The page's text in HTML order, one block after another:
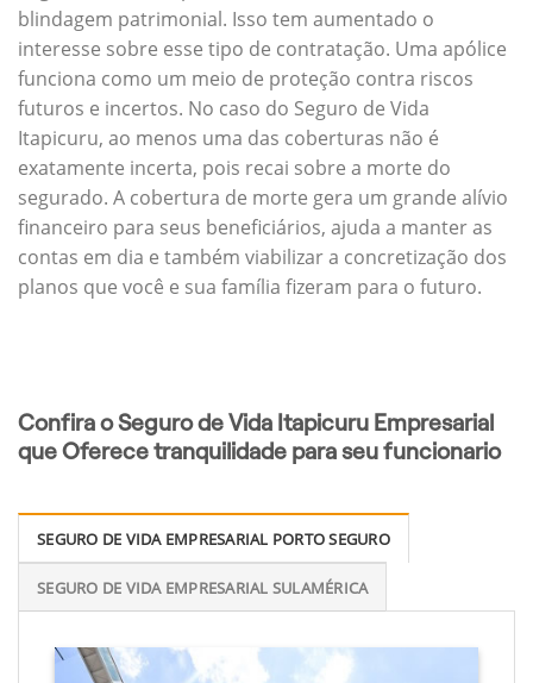
blindagem patrimonial. Isso tem aumentado o
interesse sobre esse tipo de contratação. Uma apólice
funciona como um meio de proteção contra riscos
futuros e incertos. No caso do Seguro de Vida
Itapicuru, ao menos uma das coberturas não é
exatamente incerta, pois recai sobre a morte do
segurado. A cobertura de morte gera um grande alívio
financeiro para seus beneficiários, ajuda a manter as
contas em dia e também viabilizar a concretização dos
planos que você e sua família fizeram para o futuro.
Confira o Seguro de Vida Itapicuru Empresarial
que Oferece tranquilidade para seu funcionario
SEGURO DE VIDA EMPRESARIAL PORTO SEGURO
SEGURO DE VIDA EMPRESARIAL SULAMÉRICA